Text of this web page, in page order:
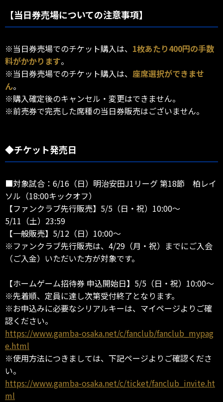
【当日券売場についての注意事項】
※当日券売場でのチケット購入は、 1枚あたり400円の手数
料がかかります。
※当日券売場でのチケット購入は、 座席選択ができませ
ん。
※購入確定後のキャンセル・変更はできません。
※前売券で完売した席種の当日券販売はございません。
◆チケット発売日
■対象試合：6/16（日）明治安田J1リーグ 第18節 柏レイ
ソル（18:00キックオフ）
【ファンクラブ先行販売】5/5（日・祝）10:00～
5/11（土）23:59
【一般販売】5/12（日）10:00～
※ファンクラブ先行販売は、4/29（月・祝）までにご入会
（ご入金）いただいた方が対象です。
【ホームゲーム招待券 申込開始日】5/5（日・祝）10:00～
※先着順、定員に達し次第受付終了となります。
※お申込みに必要なシリアルキーは、マイページよりご確
認ください。
https://www.gamba-osaka.net/c/fanclub/fanclub_mypag
e.html
※使用方法につきましては、下記ページよりご確認くださ
い。
https://www.gamba-osaka.net/c/ticket/fanclub_invite.ht
ml